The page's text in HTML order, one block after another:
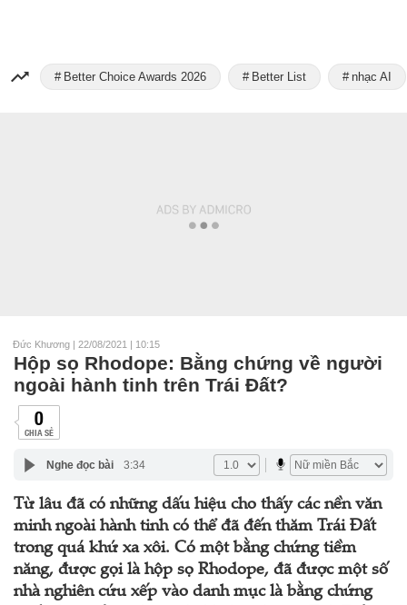
Better Choice Awards 2026 Better List nhạc AI
Đức Khương | 22/08/2021 | 10:15
Hộp sọ Rhodope: Bằng chứng về người
ngoài hành tinh trên Trái Đất?
0
CHIA SẺ
Nghe đọc bài 3:34
Từ lâu đã có những dấu hiệu cho thấy các nền văn
minh ngoài hành tinh có thể đã đến thăm Trái Đất
trong quá khứ xa xôi. Có một bằng chứng tiềm
năng, được gọi là hộp sọ Rhodope, đã được một số
nhà nghiên cứu xếp vào danh mục là bằng chứng